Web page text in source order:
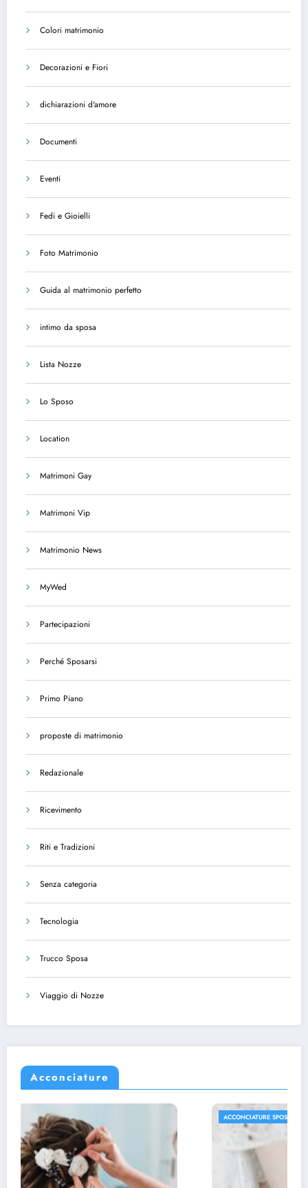
Colori matrimonio
Decorazioni e Fiori
dichiarazioni d'amore
Documenti
Eventi
Fedi e Gioielli
Foto Matrimonio
Guida al matrimonio perfetto
intimo da sposa
Lista Nozze
Lo Sposo
Location
Matrimoni Gay
Matrimoni Vip
Matrimonio News
MyWed
Partecipazioni
Perché Sposarsi
Primo Piano
proposte di matrimonio
Redazionale
Ricevimento
Riti e Tradizioni
Senza categoria
Tecnologia
Trucco Sposa
Viaggio di Nozze
Acconciature
ACCONCIATURE SPOSA